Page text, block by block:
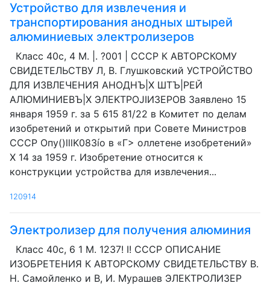
Устройство для извлечения и
транспортирования анодных штырей
алюминиевых электролизеров
Класс 40с, 4 М. |. ?001 | СССР К АВТОРСКОМУ
СВИДЕТЕЛЬСТВУ Л, В. Глушковский УСТРОЙСТВО
ДЛЯ ИЗВЛЕЧЕНИЯ АНОДНЪ|Х ШТЪ|РЕЙ
АЛЮМИНИЕВЪ|Х ЭЛEKTPOJIИЗЕРОВ Заявлено 15
января 1959 г. за 5 615 81/22 в Комитет по делам
изобретений и открытий при Совете Министров
СССР Опу()lllK083ío в «Г> оллетене изобретений»
X 14 за 1959 г. Изобретение относится к
конструкции устройства для извлечения...
120914
Электролизер для получения алюминия
Класс 40с, 6 1 М. 1237! I! СССР ОПИСАНИЕ
ИЗОБРЕТЕНИЯ К АВТОРСКОМУ СВИДЕТЕЛЬСТВУ В.
H. Самойленко и В, И. Мурашев ЭЛЕКТРОЛИЗЕР